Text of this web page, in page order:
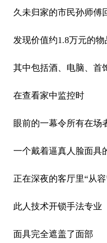
久未归家的市民孙师傅
发现价值约1.8万元的物
其中包括酒、电脑、首
在查看家中监控时
眼前的一幕令所有在场
一个戴着逼真人脸面具
正在深夜的客厅里“从容
此人技术开锁手法专业
面具完全遮盖了面部